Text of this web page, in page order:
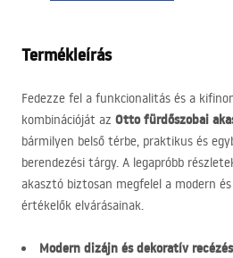
Termékleírás
Fedezze fel a funkcionalitás és a
kombinációját az Otto fürdőszobai
bármilyen belső térbe, praktikus és
berendezési tárgy. A legapróbb
akasztó biztosan megfelel a modern
értékelők elvárásainak.
Modern dizájn és dekoratív recézés